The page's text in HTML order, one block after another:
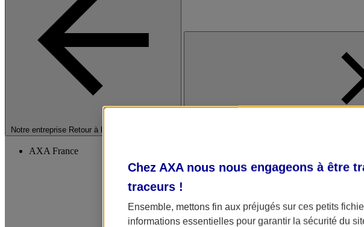
Notre entreprise Retour à la section précédente
AXA France
Chez AXA nous nous engageons à être
traceurs !
Ensemble, mettons fin aux préjugés sur ces petits
informations essentielles pour garantir la sécurité du